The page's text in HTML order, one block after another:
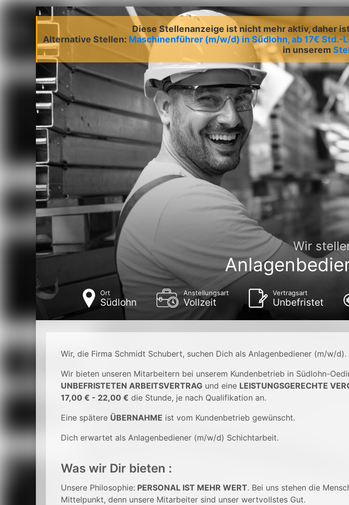
Diese Stellenanzeige ist nicht mehr aktiv, daher
Alternative Stellen: Maschinenführer (m/w/d) in Südlohn, ab 17€ Std.-
in unserem
Wir
Ort
Südlohn
Anstellungsart
Vollzeit
Vertragsart
Unbefristet
Wir, die Firma Schmidt Schubert, suchen Dich als Anlagenbediener (m/w/d).
Wir bieten unseren Mitarbeitern bei unserem Kundenbetrieb in Südlohn-
UNBEFRISTETEN ARBEITSVERTRAG und eine LEISTUNGSGERECHTE
17,00 € - 22,00 € die Stunde, je nach Qualifikation an.
Eine spätere ÜBERNAHME ist vom Kundenbetrieb gewünscht.
Dich erwartet als Anlagenbediener (m/w/d) Schichtarbeit.
Was wir Dir bieten :
Unsere Philosophie: PERSONAL IST MEHR WERT. Bei uns stehen die
Mittelpunkt, denn unsere Mitarbeiter sind unser wertvollstes Gut.